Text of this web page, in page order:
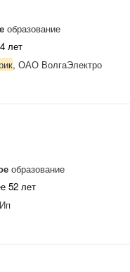
образование
лет
, ОАО ВолгаЭлектро
образование
52 лет